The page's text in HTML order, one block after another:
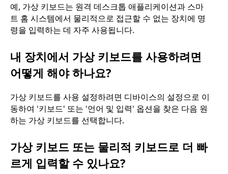
예, 가상 키보드는 원격 데스크톱 애플리케이션과 스마
트 홈 시스템에서 물리적으로 접근할 수 없는 장치에 명
령을 입력하는 데 자주 사용됩니다.
내 장치에서 가상 키보드를 사용하려면
어떻게 해야 하나요?
가상 키보드를 사용 설정하려면 디바이스의 설정으로 이
동하여 '키보드' 또는 '언어 및 입력' 옵션을 찾은 다음 원
하는 가상 키보드를 선택합니다.
가상 키보드 또는 물리적 키보드로 더 빠
르게 입력할 수 있나요?